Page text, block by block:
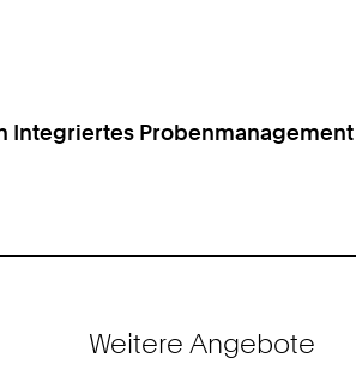
Integriertes Probenmanagement
Weitere Angebote